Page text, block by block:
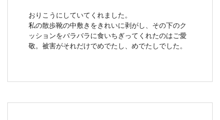
おりこうにしていてくれました。
私の散歩靴の中敷きをきれいに剥がし、その下のク
ッションをバラバラに食いちぎってくれたのはご愛
敬。被害がそれだけでめでたし、めでたしでした。